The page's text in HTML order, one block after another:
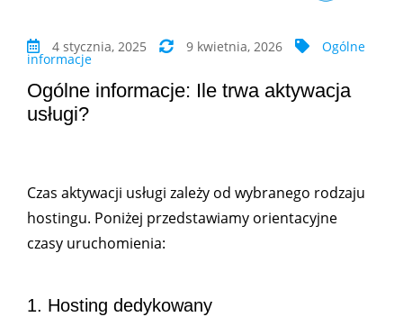
4 stycznia, 2025 9 kwietnia, 2026 Ogólne
informacje
Ogólne informacje: Ile trwa aktywacja
usługi?
Czas aktywacji usługi zależy od wybranego rodzaju
hostingu. Poniżej przedstawiamy orientacyjne
czasy uruchomienia:
1. Hosting dedykowany